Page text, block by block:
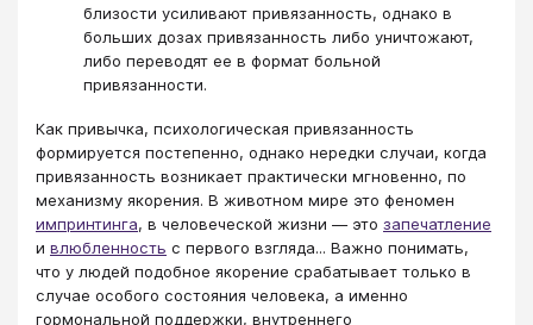
близости усиливают привязанность, однако в
больших дозах привязанность либо уничтожают,
либо переводят ее в формат больной
привязанности.
Как привычка, психологическая привязанность
формируется постепенно, однако нередки случаи, когда
привязанность возникает практически мгновенно, по
механизму якорения. В животном мире это феномен
импринтинга, в человеческой жизни — это запечатление
и влюбленность с первого взгляда... Важно понимать,
что у людей подобное якорение срабатывает только в
случае особого состояния человека, а именно
гормональной поддержки, внутреннего